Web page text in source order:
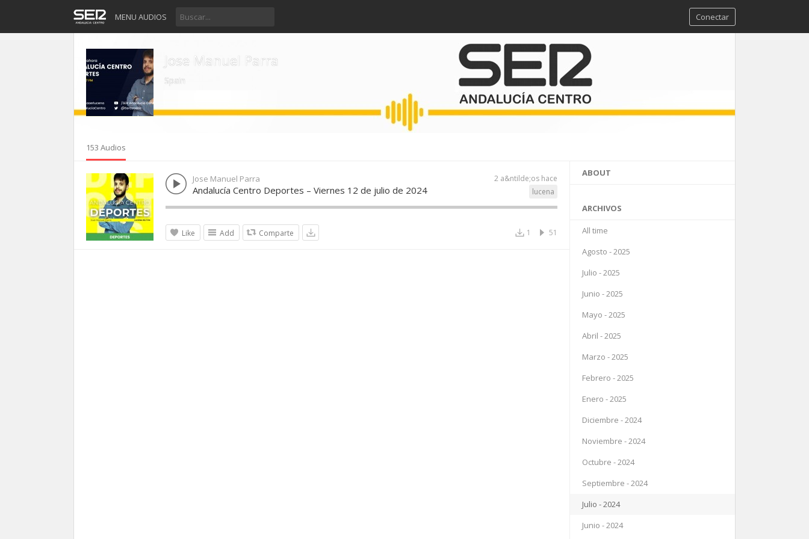
MENU AUDIOS Conectar
Jose Manuel Parra
Spain
153 Audios
2 a&ntilde;os hace
Jose Manuel Parra
lucena
Andalucía Centro Deportes – Viernes 12 de julio de 2024
Like Add Comparte 51
1
ABOUT
ARCHIVOS
All time
Agosto - 2025
Julio - 2025
Junio - 2025
Mayo - 2025
Abril - 2025
Marzo - 2025
Febrero - 2025
Enero - 2025
Diciembre - 2024
Noviembre - 2024
Octubre - 2024
Septiembre - 2024
Julio - 2024
Junio - 2024